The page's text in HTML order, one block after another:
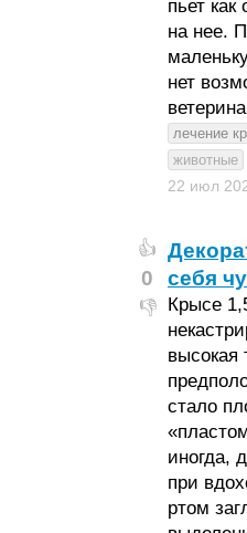
пьет
на нее.
нет
лечение
животные
22 июл
👍
0
👎
себя
Крысе
высокая
стало
иногда,
при
ртом